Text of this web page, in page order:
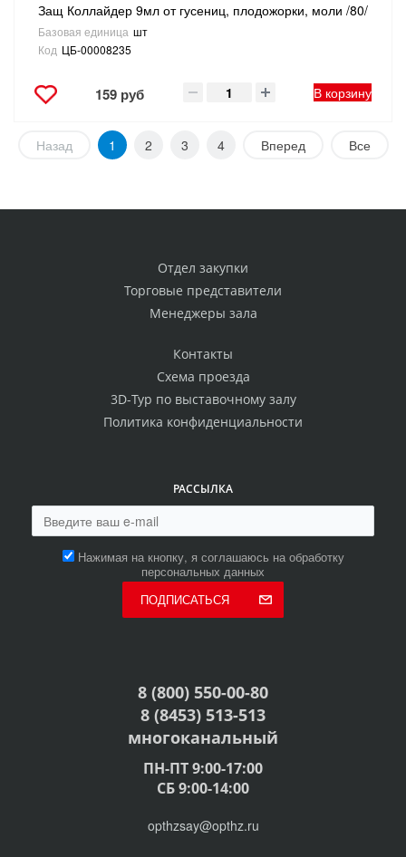
Защ Коллайдер 9мл от гусениц, плодожорки, моли /80/
Базовая единица шт
Код ЦБ-00008235
159 руб В корзину
Назад 1 2 3 4 Вперед Все
Отдел закупки
Торговые представители
Менеджеры зала
Контакты
Схема проезда
3D-Тур по выставочному залу
Политика конфиденциальности
РАССЫЛКА
Нажимая на кнопку, я соглашаюсь на обработку
персональных данных
ПОДПИСАТЬСЯ
8 (800) 550-00-80
8 (8453) 513-513
многоканальный
ПН-ПТ 9:00-17:00
СБ 9:00-14:00
opthzsay@opthz.ru